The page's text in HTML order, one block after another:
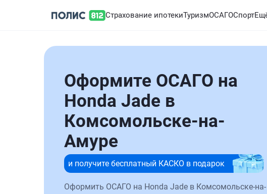
Страхование ипотекиТуризмОСАГОСпорт
Оформите ОСАГО на
Honda Jade в
Комсомольске-на-
Амуре
и получите бесплатный КАСКО в подарок
Оформить ОСАГО на Honda Jade в Комсомольске-на-